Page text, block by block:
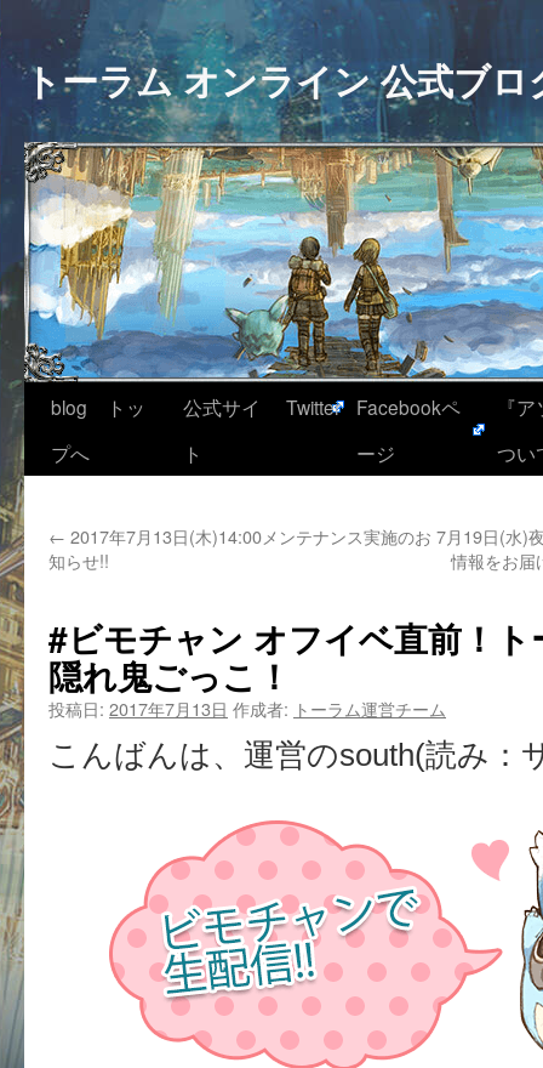
トーラム オンライン 公式ブロ
blog トッ
プへ
公式サイ
ト
Twitter
Facebookペ
ージ
『
つい
← 2017年7月13日(木)14:00メンテナンス実施のお
知らせ!!
7月19日(水)
情報をお届
#ビモチャン オフイベ直前！
隠れ鬼ごっこ！
投稿日: 2017年7月13日 作成者: トーラム運営チーム
こんばんは、運営のsouth(読み：